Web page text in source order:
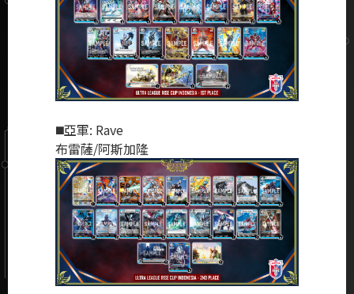
◼️亞軍: Rave
布雷薩/阿斯加隆